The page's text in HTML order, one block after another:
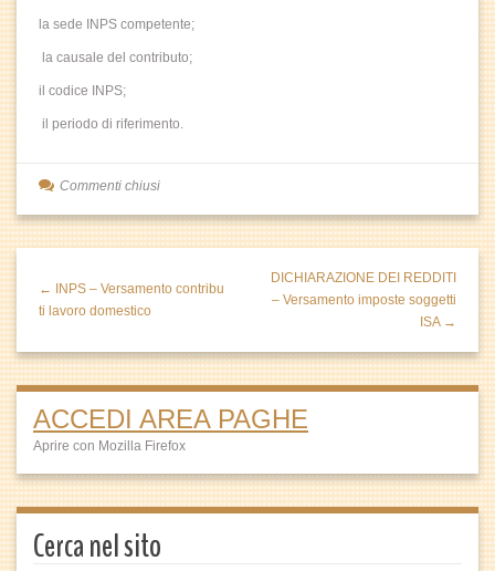
la sede INPS competente;
la causale del contributo;
il codice INPS;
il periodo di riferimento.
Commenti chiusi
← INPS – Versamento contribu
ti lavoro domestico
DICHIARAZIONE DEI REDDITI
– Versamento imposte soggetti
ISA →
ACCEDI AREA PAGHE
Aprire con Mozilla Firefox
Cerca nel sito